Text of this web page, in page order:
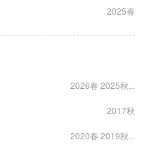
2025春
2026春 2025秋...
2017秋
2020春 2019秋...